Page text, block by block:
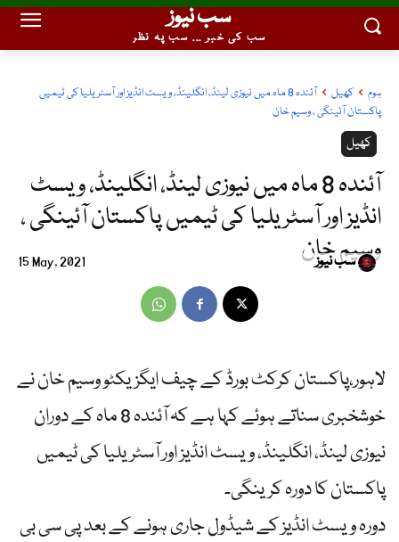
سب نیوز
سب کی خبر ... سب پہ نظر
ہوم کھیل
آئندہ 8 ماہ میں نیوزی لینڈ، انگلینڈ، ویسٹ انڈیز اور آسٹریلیا کی ٹیمیں
پاکستان آئینگی ، وسیم خان
کھیل
آئندہ 8 ماہ میں نیوزی لینڈ، انگلینڈ، ویسٹ
انڈیز اور آسٹریلیا کی ٹیمیں پاکستان آئینگی ،
وسیم خان
15 May, 2021 سب نیوز
لاہور،پاکستان کرکٹ بورڈ کے چیف ایگزیکٹو وسیم خان نے
خوشخبری سناتے ہوئے کہا ہے کہ آئندہ 8 ماہ کے دوران
نیوزی لینڈ، انگلینڈ، ویسٹ انڈیز اور آسٹریلیا کی ٹیمیں
پاکستان کا دورہ کرینگی۔
دورہ ویسٹ انڈیز کے شیڈول جاری ہونے کے بعد پی سی بی